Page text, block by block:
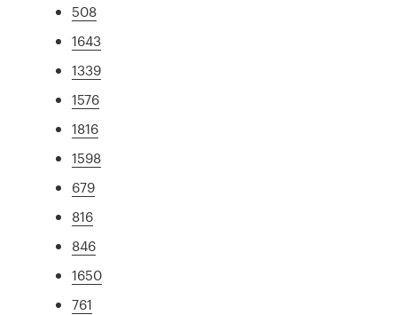
508
1643
1339
1576
1816
1598
679
816
846
1650
761